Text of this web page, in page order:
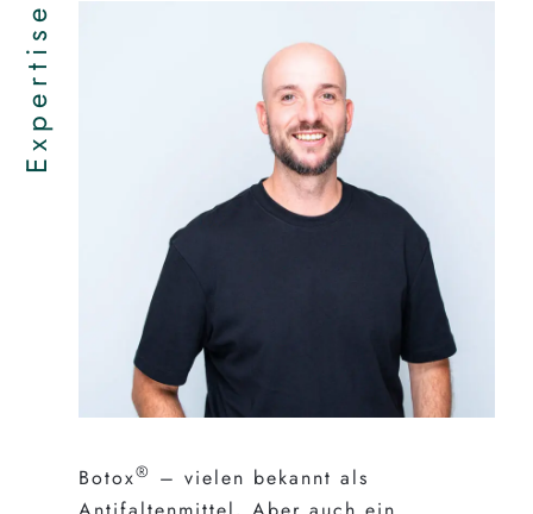
Expertise
Botox® – vielen bekannt als